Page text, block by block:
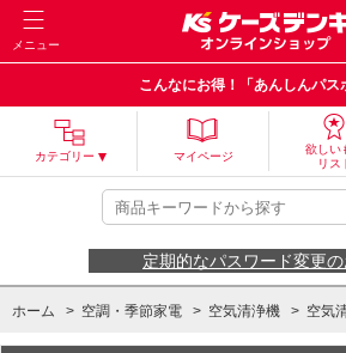
メニュー
こんなにお得！「あんしんパス
カテゴリー マイページ
欲しい
リス
定期的なパスワード変更
ホーム > 空調・季節家電 > 空気清浄機 > 空気